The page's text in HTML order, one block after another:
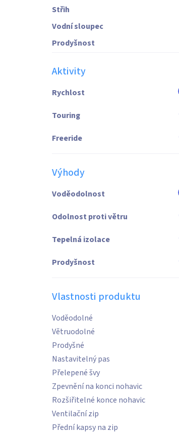
Střih
Vodní sloupec
Prodyšnost
Aktivity
Rychlost
Touring
Freeride
Výhody
Voděodolnost
Odolnost proti větru
Tepelná izolace
Prodyšnost
Vlastnosti produktu
Voděodolné
Větruodolné
Prodyšné
Nastavitelný pas
Přelepené švy
Zpevnění na konci nohavic
Rozšiřitelné konce nohavic
Ventilační zip
Přední kapsy na zip